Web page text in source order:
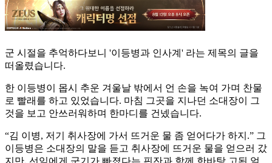
군 시절을 추억하다보니 '이등병과 인사계' 라는 제목의 글을
떠올렸습니다.
한 이등병이 몹시 추운 겨울날 밖에서 언 손을 녹여 가며 찬물
로 빨래를 하고 있었습니다. 마침 그곳을 지나던 소대장이 그
것을 보고 안쓰러워하며 한마디를 건넸습니다.
“김 이병, 저기 취사장에 가서 뜨거운 물 좀 얻어다가 하지.” 그
이등병은 소대장의 말을 듣고 취사장에 뜨거운 물을 얻으러 갔